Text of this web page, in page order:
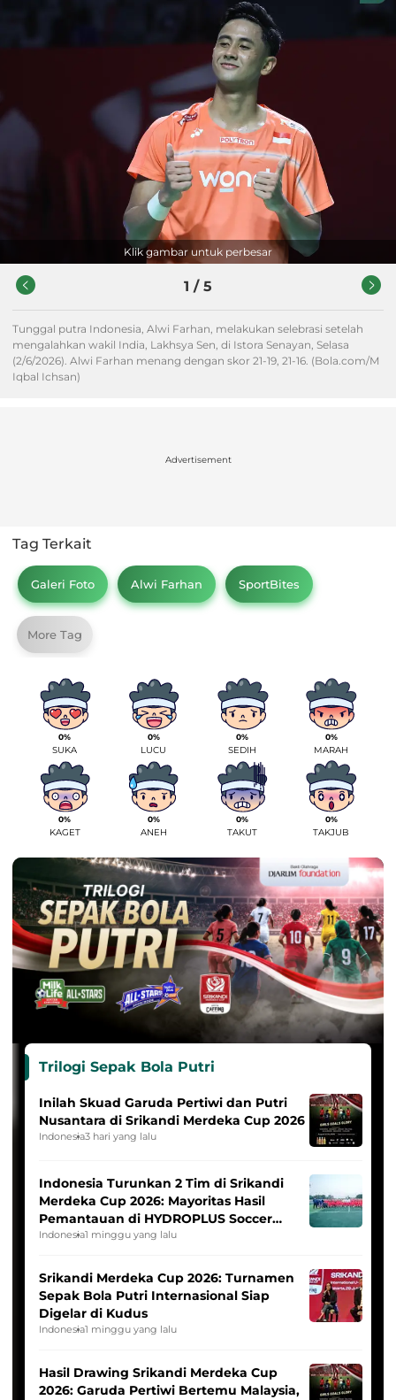
Klik gambar untuk perbesar
1 / 5
Tunggal putra Indonesia, Alwi Farhan, melakukan selebrasi setelah
mengalahkan wakil India, Lakhsya Sen, di Istora Senayan, Selasa
(2/6/2026). Alwi Farhan menang dengan skor 21-19, 21-16. (Bola.com/M
Iqbal Ichsan)
Advertisement
Tag Terkait
Galeri Foto Alwi Farhan SportBites
More Tag
0%
SUKA
0%
LUCU
0%
SEDIH
0%
MARAH
0%
KAGET
0%
ANEH
0%
TAKUT
0%
TAKJUB
Trilogi Sepak Bola Putri
Inilah Skuad Garuda Pertiwi dan Putri
Nusantara di Srikandi Merdeka Cup 2026
Indonesia3 hari yang lalu
Indonesia Turunkan 2 Tim di Srikandi
Merdeka Cup 2026: Mayoritas Hasil
Pemantauan di HYDROPLUS Soccer
League
Indonesia1 minggu yang lalu
Srikandi Merdeka Cup 2026: Turnamen
Sepak Bola Putri Internasional Siap
Digelar di Kudus
Indonesia1 minggu yang lalu
Hasil Drawing Srikandi Merdeka Cup
2026: Garuda Pertiwi Bertemu Malaysia,